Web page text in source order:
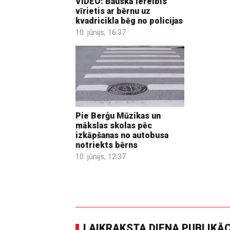
vīrietis ar bērnu uz
kvadricikla bēg no policijas
10. jūnijs, 16:37
Pie Berģu Mūzikas un
mākslas skolas pēc
izkāpšanas no autobusa
notriekts bērns
10. jūnijs, 12:37